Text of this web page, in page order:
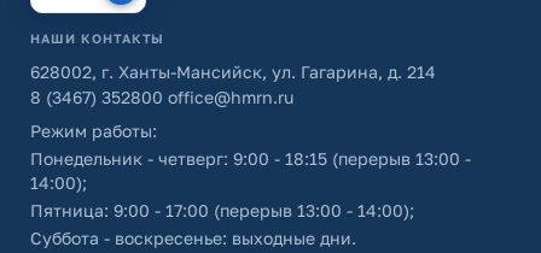
НАШИ КОНТАКТЫ
628002, г. Ханты-Мансийск, ул. Гагарина, д. 214
8 (3467) 352800 office@hmrn.ru
Режим работы:
Понедельник - четверг: 9:00 - 18:15 (перерыв 13:00 -
14:00);
Пятница: 9:00 - 17:00 (перерыв 13:00 - 14:00);
Суббота - воскресенье: выходные дни.